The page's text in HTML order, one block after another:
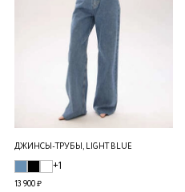
ДЖИНСЫ-ТРУБЫ, LIGHT BLUE
+1
13 900 ₽